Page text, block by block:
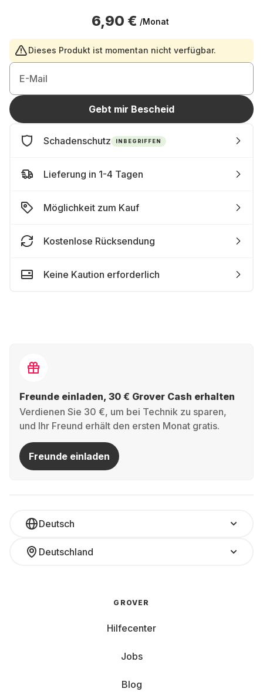
6,90 € /Monat
Dieses Produkt ist momentan nicht verfügbar.
E-Mail
Gebt mir Bescheid
Schadenschutz INBEGRIFFEN
Lieferung in 1-4 Tagen
Möglichkeit zum Kauf
Kostenlose Rücksendung
Keine Kaution erforderlich
Freunde einladen, 30 € Grover Cash erhalten
Verdienen Sie 30 €, um bei Technik zu sparen,
und Ihr Freund erhält den ersten Monat gratis.
Freunde einladen
Deutsch
Deutschland
GROVER
Hilfecenter
Jobs
Blog